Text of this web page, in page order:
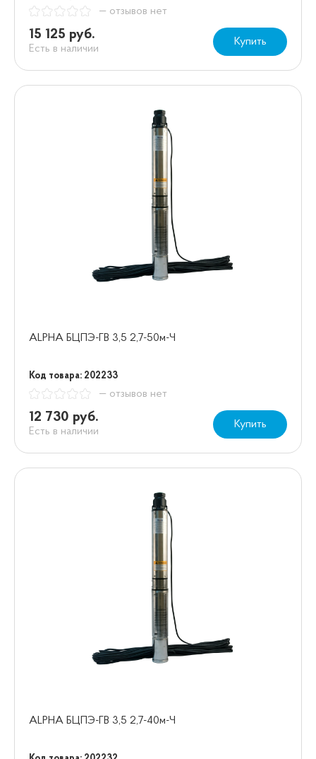
— отзывов нет
15 125 руб.
Есть в наличии
Купить
ALPHA БЦПЭ-ГВ 3,5 2,7-50м-Ч
Код товара: 202233
— отзывов нет
12 730 руб.
Есть в наличии
Купить
ALPHA БЦПЭ-ГВ 3,5 2,7-40м-Ч